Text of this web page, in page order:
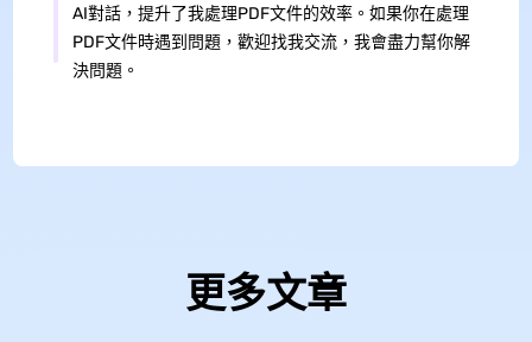
AI對話，提升了我處理PDF文件的效率。如果你在處理
PDF文件時遇到問題，歡迎找我交流，我會盡力幫你解
決問題。
更多文章